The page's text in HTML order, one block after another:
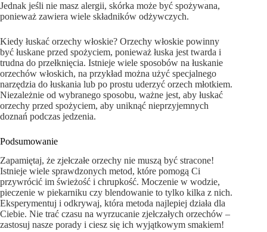
Jednak jeśli nie masz alergii, skórka może być spożywana,
ponieważ zawiera wiele składników odżywczych.
Kiedy łuskać orzechy włoskie? Orzechy włoskie powinny
być łuskane przed spożyciem, ponieważ łuska jest twarda i
trudna do przełknięcia. Istnieje wiele sposobów na łuskanie
orzechów włoskich, na przykład można użyć specjalnego
narzędzia do łuskania lub po prostu uderzyć orzech młotkiem.
Niezależnie od wybranego sposobu, ważne jest, aby łuskać
orzechy przed spożyciem, aby uniknąć nieprzyjemnych
doznań podczas jedzenia.
Podsumowanie
Zapamiętaj, że zjełczałe orzechy nie muszą być stracone!
Istnieje wiele sprawdzonych metod, które pomogą Ci
przywrócić im świeżość i chrupkość. Moczenie w wodzie,
pieczenie w piekarniku czy blendowanie to tylko kilka z nich.
Eksperymentuj i odkrywaj, która metoda najlepiej działa dla
Ciebie. Nie trać czasu na wyrzucanie zjełczałych orzechów –
zastosuj nasze porady i ciesz się ich wyjątkowym smakiem!